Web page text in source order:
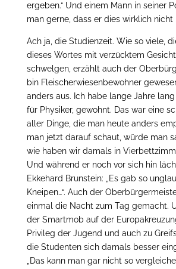
ergeben.“ Und einem Mann in seiner
man gerne, dass er dies wirklich nicht
Ach ja, die Studienzeit. Wie so viele,
dieses Wortes mit verzücktem
schwelgen, erzählt auch der
bin Fleischerwiesenbewohner
anders aus. Ich habe lange Jahre
für Physiker, gewohnt. Das war eine
aller Dinge, die man heute anders
man jetzt darauf schaut, würde man
wie haben wir damals in
Und während er noch vor sich hin
Ekkehard Brunstein: „Es gab so
Kneipen…“. Auch der
einmal die Nacht zum Tag gemacht.
der Smartmob auf der
Privileg der Jugend und auch zu
die Studenten sich damals besser
„Das kann man gar nicht so